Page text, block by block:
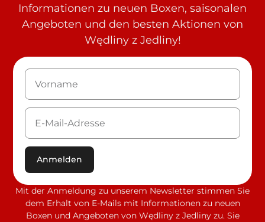
Informationen zu neuen Boxen, saisonalen
Angeboten und den besten Aktionen von
Wędliny z Jedliny!
Anmelden
Mit der Anmeldung zu unserem Newsletter stimmen Sie
dem Erhalt von E-Mails mit Informationen zu neuen
Boxen und Angeboten von Wędliny z Jedliny zu. Sie